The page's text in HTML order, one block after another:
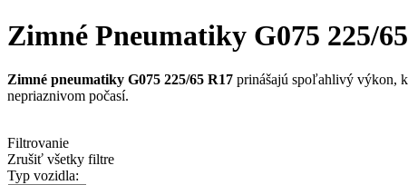
Zimné Pneumatiky G075 225/
Zimné pneumatiky G075 225/65 R17 prinášajú spoľahlivý výkon,
nepriaznivom počasí.
Filtrovanie
Zrušiť všetky filtre
Typ vozidla: